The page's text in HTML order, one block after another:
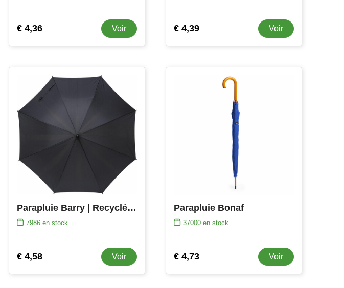
€ 4,36 Voir € 4,39 Voir
Parapluie Barry | Recyclé | Automatique
7986 en stock
€ 4,58 Voir
Parapluie Bonaf
37000 en stock
€ 4,73 Voir